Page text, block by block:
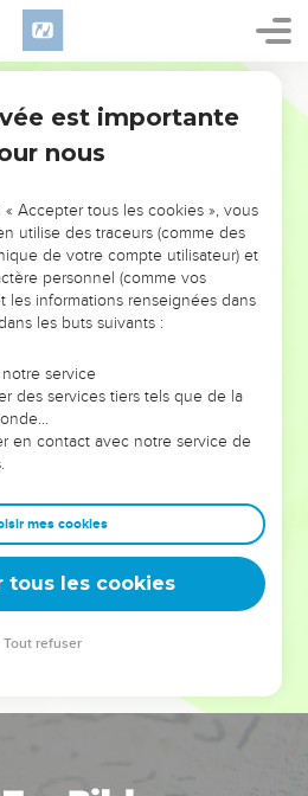
L’ÉVÉNEMENT
!
POUVAIENT VOUS ÉVITER LES
VOTRES ?
on voit moins les doutes, les erreurs
ont traversés, alors même que ce
les ont façonnés.
entrepreneurs, et responsables
de sagesse afin que leurs erreurs
Que vous guidiez un ministère, une
famille, leur expérience est faite
est importante
nous
Accepter tous les cookies », vous
utilise des traceurs (comme des
de votre compte utilisateur) et
personnel (comme vos
les informations renseignées dans
les buts suivants :
service
des services tiers tels que de la
en contact avec notre service de
mes cookies
tous les cookies
Tout refuser